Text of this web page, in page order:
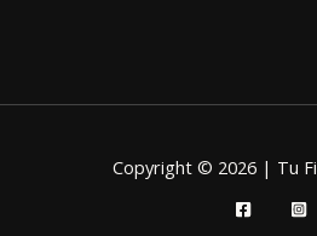
Copyright © 2026 | Tu